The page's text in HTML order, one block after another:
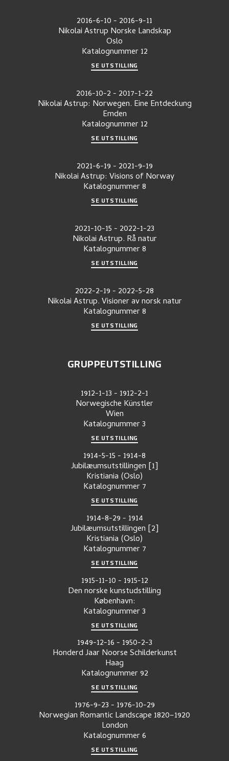
2016-6-10- 2016-9-11
Nikolai Astrup Norske Landskap
Oslo
Katalognummer 12
SE UTSTILLING
2016-10-2- 2017-1-22
Nikolai Astrup: Norwegen. Eine Entdeckung
Emden
Katalognummer 12
SE UTSTILLING
2021-6-19- 2021-9-19
Nikolai Astrup: Visions of Norway
Katalognummer8
SE UTSTILLING
2021-10-15- 2022-1-23
Nikolai Astrup. Rå natur
Katalognummer8
SE UTSTILLING
2022-2-19- 2022-5-28
Nikolai Astrup. Visioner av norsk natur
Katalognummer8
SE UTSTILLING
GRUPPEUTSTILLING
1912-1-13- 1912-2-1
Norwegische Künstler
Wien
Katalognummer3
SE UTSTILLING
1914-5-15- 1914-8
Jubilæumsutstillingen [1]
Kristiania (Oslo)
Katalognummer 7
SE UTSTILLING
1914-8-29- 1914
Jubilæumsutstillingen [2]
Kristiania (Oslo)
Katalognummer 7
SE UTSTILLING
1915-11-10- 1915-12
Den norske kunstudstilling
København:
Katalognummer3
SE UTSTILLING
1949-12-16- 1950-2-3
Honderd Jaar Noorse Schilderkunst
Haag
Katalognummer92
SE UTSTILLING
1976-9-23- 1976-10-29
Norwegian Romantic Landscape 1820–1920
London
Katalognummer6
SE UTSTILLING